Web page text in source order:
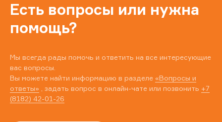
Есть вопросы или нужна
помощь?
Мы всегда рады помочь и ответить на все интересующие
вас вопросы.
Вы можете найти информацию в разделе «Вопросы и
ответы» , задать вопрос в онлайн-чате или позвонить +7
(8182) 42-01-26